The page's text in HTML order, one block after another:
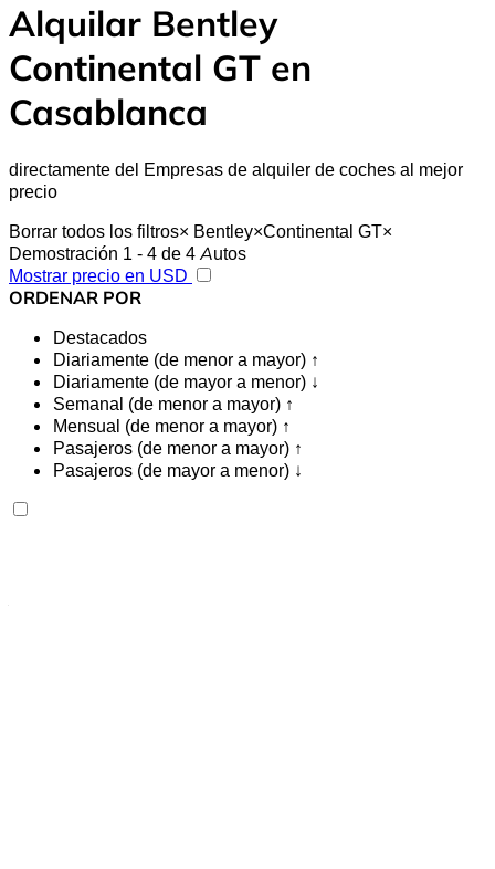
Alquilar Bentley
Continental GT en
Casablanca
directamente del Empresas de alquiler de coches al mejor
precio
Borrar todos los filtros× Bentley×Continental GT×
Demostración 1 - 4 de 4 Autos
Mostrar precio en USD
ORDENAR POR
Destacados
Diariamente (de menor a mayor) ↑
Diariamente (de mayor a menor) ↓
Semanal (de menor a mayor) ↑
Mensual (de menor a mayor) ↑
Pasajeros (de menor a mayor) ↑
Pasajeros (de mayor a menor) ↓